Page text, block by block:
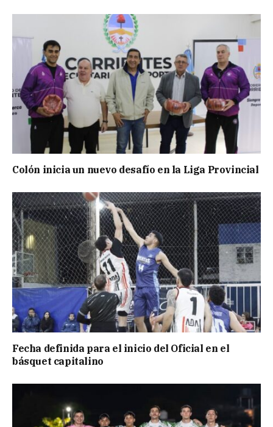
Colón inicia un nuevo desafío en la Liga Provincial
Fecha definida para el inicio del Oficial en el
básquet capitalino